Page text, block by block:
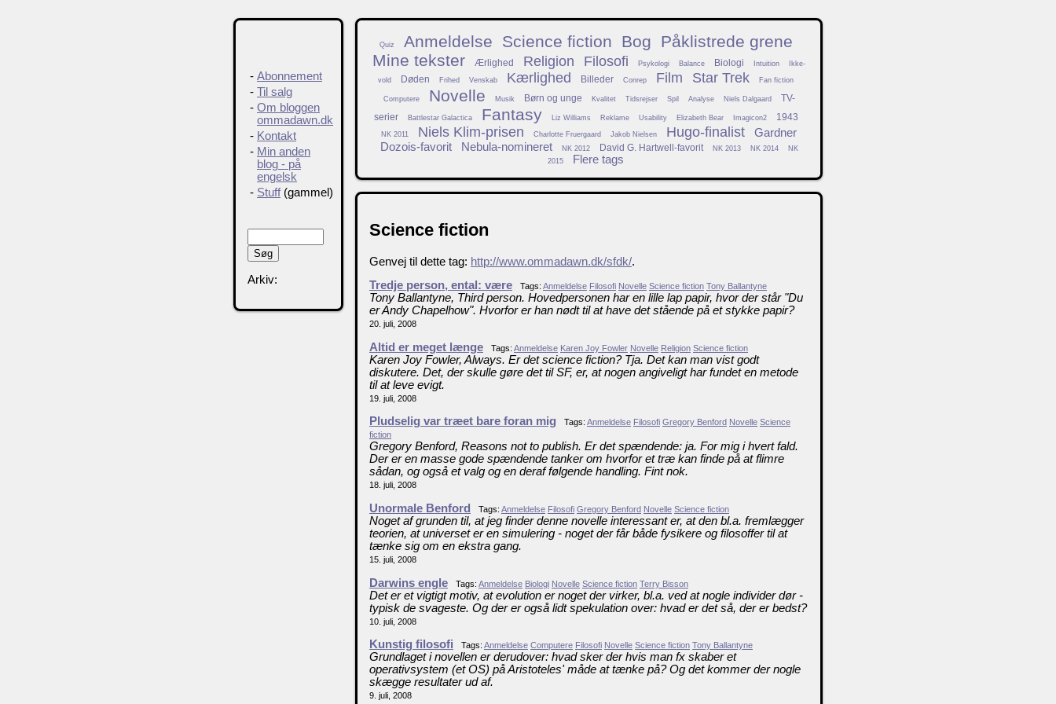
Quiz Anmeldelse Science fiction Bog
Påklistrede grene
Mine tekster
Ærlighed Religion Filosofi Psykologi Balance Biologi Intuition Ikke-
vold Døden Frihed Venskab Kærlighed Billeder Conrep Film Star Trek Fan fiction
Computere Novelle Musik Børn og unge Kvalitet Tidsrejser Spil Analyse Niels Dalgaard
TV-
serier
Battlestar Galactica Fantasy Liz Williams Reklame Usability Elizabeth Bear Imagicon2 1943
NK 2011 Niels Klim-prisen Charlotte Fruergaard Jakob Nielsen Hugo-finalist
Gardner
Dozois-favorit
Nebula-nomineret NK 2012 David G. Hartwell-favorit NK 2013 NK 2014
NK
2015
Flere tags
Science fiction
Genvej til dette tag: http://www.ommadawn.dk/sfdk/.
Tredje person, ental: være
Tags: Anmeldelse Filosofi Novelle Science fiction Tony Ballantyne
Tony Ballantyne, Third person. Hovedpersonen har en lille lap papir, hvor der står "Du
er Andy Chapelhow". Hvorfor er han nødt til at have det stående på et stykke papir?
20. juli, 2008
Altid er meget længe Tags: Anmeldelse Karen Joy Fowler Novelle Religion Science fiction
Karen Joy Fowler, Always. Er det science fiction? Tja. Det kan man vist godt
diskutere. Det, der skulle gøre det til SF, er, at nogen angiveligt har fundet en metode
til at leve evigt.
19. juli, 2008
Pludselig var træet bare foran mig Tags: Anmeldelse Filosofi Gregory Benford Novelle Science
fiction
Gregory Benford, Reasons not to publish. Er det spændende: ja. For mig i hvert fald.
Der er en masse gode spændende tanker om hvorfor et træ kan finde på at flimre
sådan, og også et valg og en deraf følgende handling. Fint nok.
18. juli, 2008
Unormale Benford Tags: Anmeldelse Filosofi Gregory Benford Novelle Science fiction
Noget af grunden til, at jeg finder denne novelle interessant er, at den bl.a. fremlægger
teorien, at universet er en simulering - noget der får både fysikere og filosoffer til at
tænke sig om en ekstra gang.
15. juli, 2008
Darwins engle Tags: Anmeldelse Biologi Novelle Science fiction Terry Bisson
Det er et vigtigt motiv, at evolution er noget der virker, bl.a. ved at nogle individer dør -
typisk de svageste. Og der er også lidt spekulation over: hvad er det så, der er bedst?
10. juli, 2008
Kunstig filosofi Tags: Anmeldelse Computere Filosofi Novelle Science fiction Tony Ballantyne
Grundlaget i novellen er derudover: hvad sker der hvis man fx skaber et
operativsystem (et OS) på Aristoteles' måde at tænke på? Og det kommer der nogle
skægge resultater ud af.
9. juli, 2008
- Abonnement
- Til salg
- Om bloggen
ommadawn.dk
- Kontakt
- Min anden
blog - på
engelsk
- Stuff(gammel)
Arkiv: